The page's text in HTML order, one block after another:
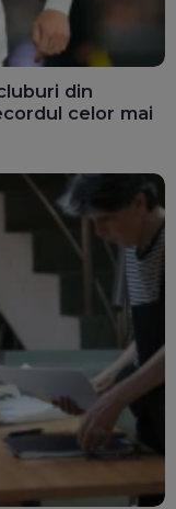
din
celor mai